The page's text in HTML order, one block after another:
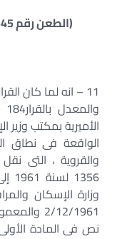
(الطعن رقم 545 لسنة 52 ق – جلسة 2/2/1986 )
الأميرية بمكتب وزير
الواقعة فى نطاق
والقروية ، التى
نص فى المادة